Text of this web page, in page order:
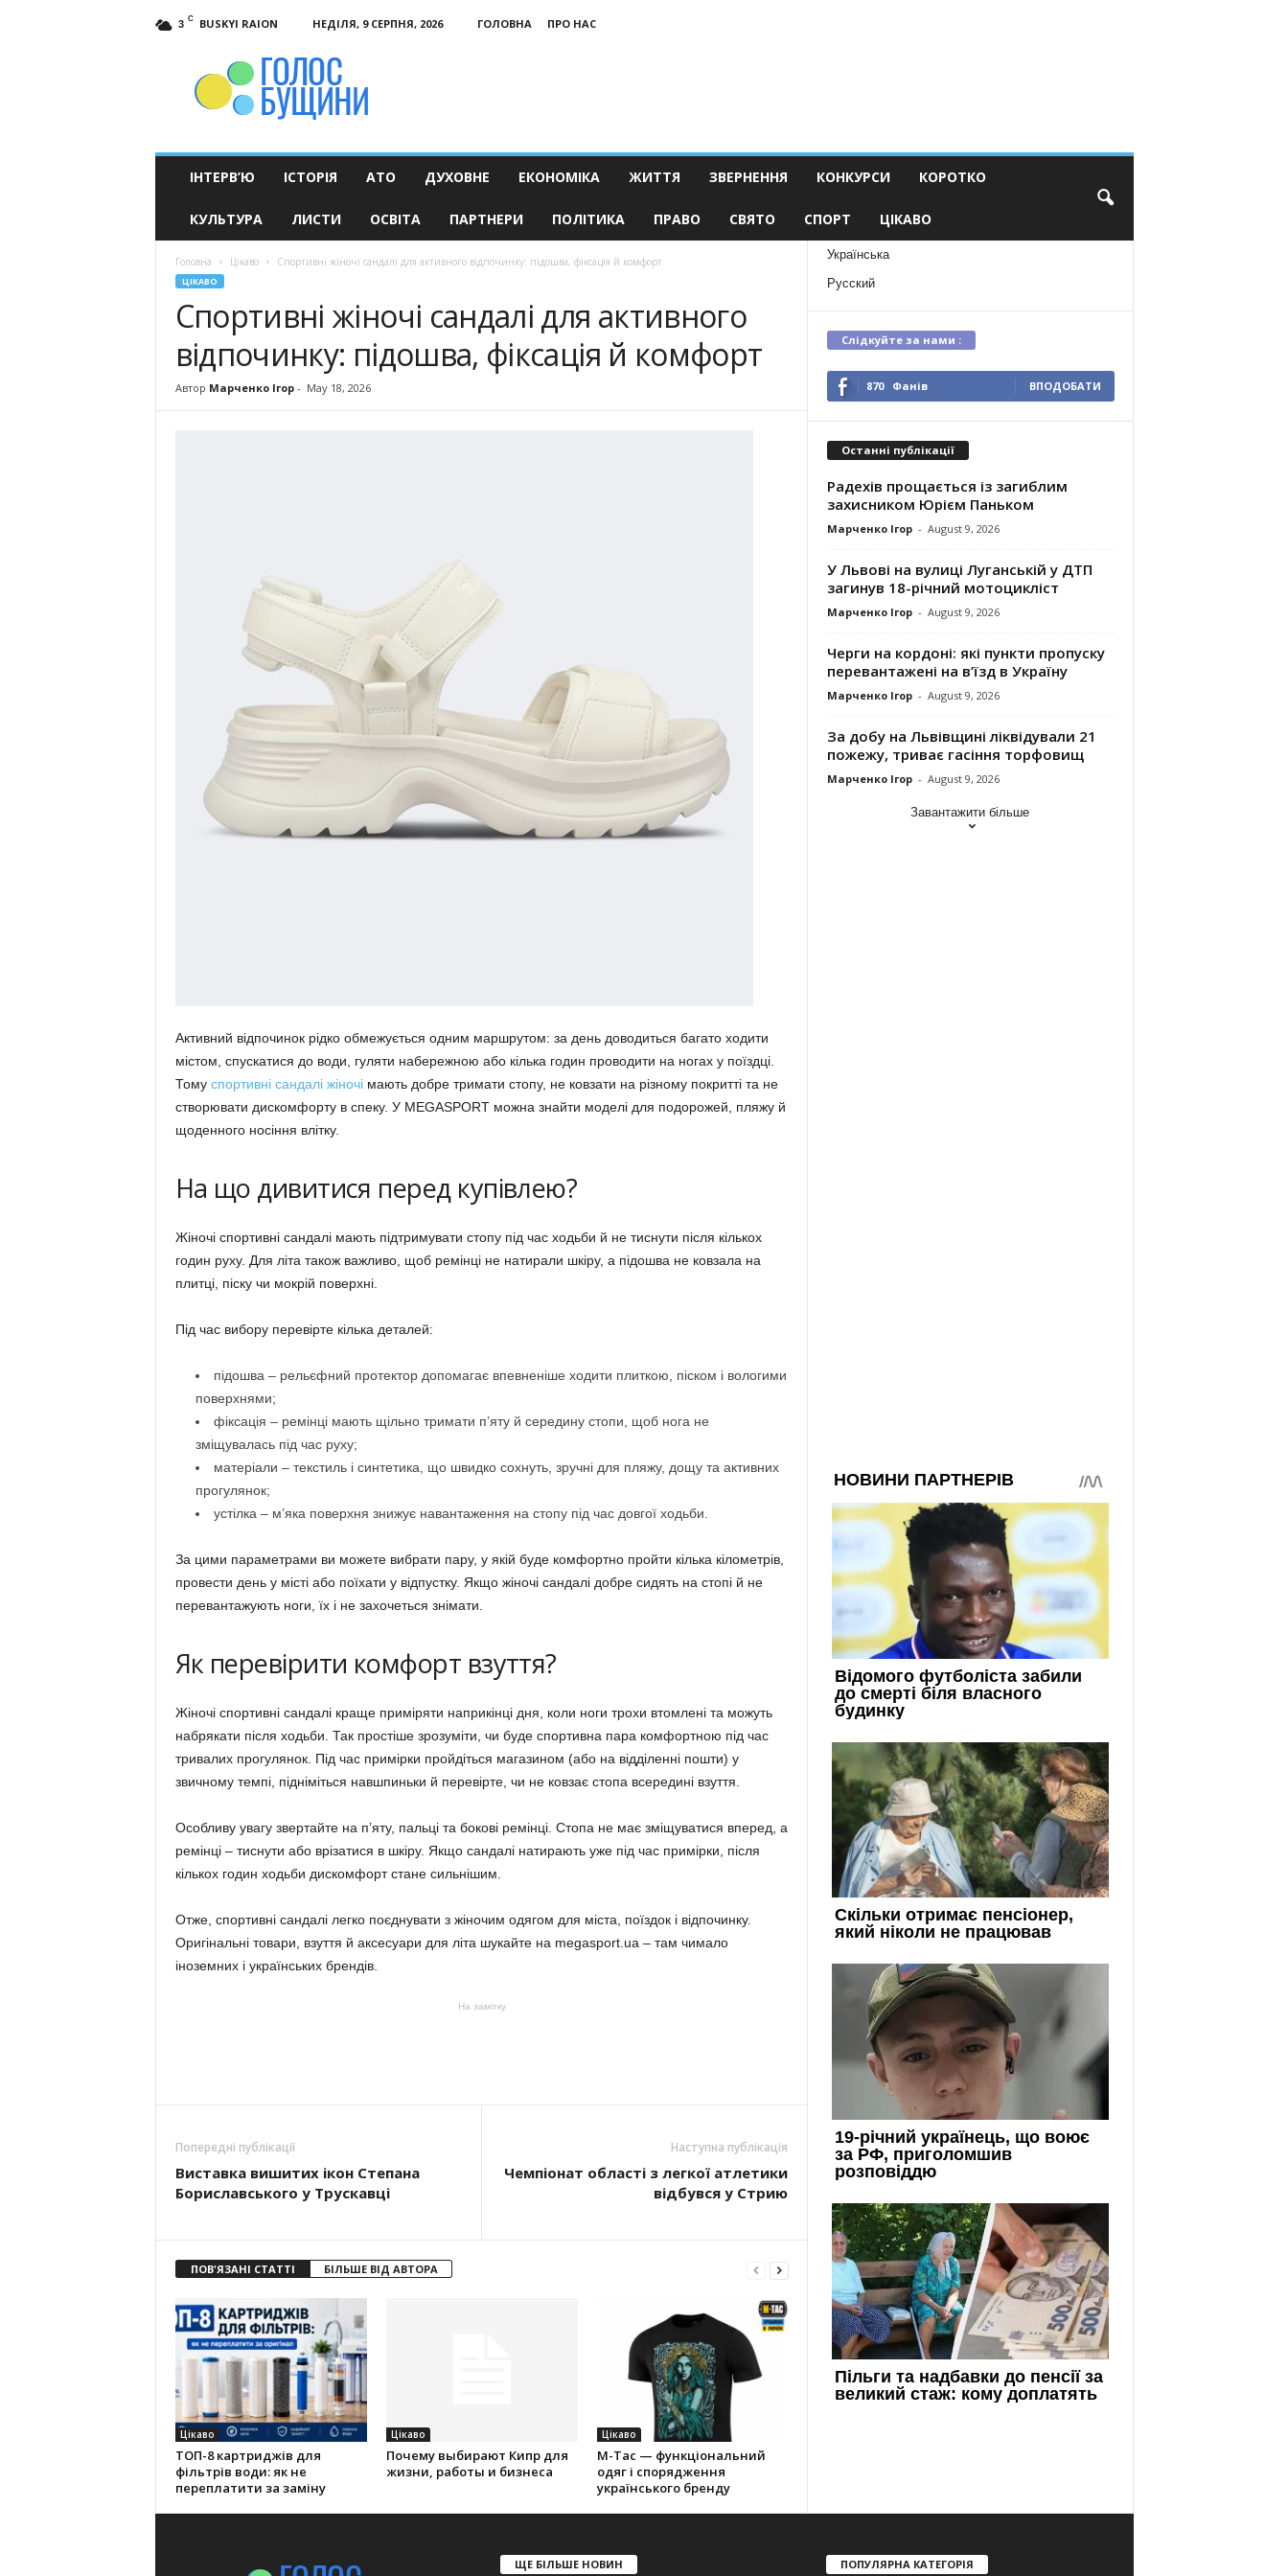
3 C BUSKYI RAION НЕДІЛЯ, 9 СЕРПНЯ, 2026 ГОЛОВНА
ПРО НАС
ІНТЕРВ’Ю ІСТОРІЯ АТО ДУХОВНЕ ЕКОНОМІКА ЖИТТЯ ЗВЕРНЕННЯ КОНКУРСИ КОРОТКО
КУЛЬТУРА ЛИСТИ ОСВІТА ПАРТНЕРИ ПОЛІТИКА ПРАВО СВЯТО СПОРТ ЦІКАВО
Головна Цікаво Спортивні жіночі сандалі для активного відпочинку: підошва, фіксація й комфорт
ЦІКАВО
Спортивні жіночі сандалі для активного
відпочинку: підошва, фіксація й комфорт
Автор Марченко Ігор- May 18, 2026
Активний відпочинок рідко обмежується одним маршрутом: за день доводиться багато ходити
містом, спускатися до води, гуляти набережною або кілька годин проводити на ногах у поїздці.
Тому спортивні сандалі жіночімають добре тримати стопу, не ковзати на різному покритті та не
створювати дискомфорту в спеку. У MEGASPORT можна знайти моделі для подорожей, пляжу й
щоденного носіння влітку.
На що дивитися перед купівлею?
Жіночі спортивні сандалі мають підтримувати стопу під час ходьби й не тиснути після кількох
годин руху. Для літа також важливо, щоб ремінці не натирали шкіру, а підошва не ковзала на
плитці, піску чи мокрій поверхні.
Під час вибору перевірте кілька деталей:
підошва – рельєфний протектор допомагає впевненіше ходити плиткою, піском і вологими
поверхнями;
фіксація – ремінці мають щільно тримати п’яту й середину стопи, щоб нога не
зміщувалась під час руху;
матеріали – текстиль і синтетика, що швидко сохнуть, зручні для пляжу, дощу та активних
прогулянок;
устілка – м’яка поверхня знижує навантаження на стопу під час довгої ходьби.
За цими параметрами ви можете вибрати пару, у якій буде комфортно пройти кілька кілометрів,
провести день у місті або поїхати у відпустку. Якщо жіночі сандалі добре сидять на стопі й не
перевантажують ноги, їх і не захочеться знімати.
Як перевірити комфорт взуття?
Жіночі спортивні сандалі краще приміряти наприкінці дня, коли ноги трохи втомлені та можуть
набрякати після ходьби. Так простіше зрозуміти, чи буде спортивна пара комфортною під час
тривалих прогулянок. Під час примірки пройдіться магазином (або на відділенні пошти) у
звичному темпі, підніміться навшпиньки й перевірте, чи не ковзає стопа всередині взуття.
Особливу увагу звертайте на п’яту, пальці та бокові ремінці. Стопа не має зміщуватися вперед, а
ремінці – тиснути або врізатися в шкіру. Якщо сандалі натирають уже під час примірки, після
кількох годин ходьби дискомфорт стане сильнішим.
Отже, спортивні сандалі легко поєднувати з жіночим одягом для міста, поїздок і відпочинку.
Оригінальні товари, взуття й аксесуари для літа шукайте на megasport.ua – там чимало
іноземних і українських брендів.
На замітку
Попередні публікації
Виставка вишитих ікон Степана
Бориславського у Трускавці
Наступна публікація
Чемпіонат області з легкої атлетики
відбувся у Стрию
ПОВ'ЯЗАНІ СТАТТІ БІЛЬШЕ ВІД АВТОРА
Цікаво
ТОП-8 картриджів для
фільтрів води: як не
переплатити за заміну
Цікаво
Почему выбирают Кипр для
жизни, работы и бизнеса
Цікаво
M-Tac — функціональний
одяг і спорядження
українського бренду
Українська
Русский
Слідкуйте за нами :
870 Фанів ВПОДОБАТИ
Останні публікації
Радехів прощається із загиблим
захисником Юрієм Паньком
Марченко Ігор - August 9, 2026
У Львові на вулиці Луганській у ДТП
загинув 18-річний мотоцикліст
Марченко Ігор - August 9, 2026
Черги на кордоні: які пункти пропуску
перевантажені на в’їзд в Україну
Марченко Ігор - August 9, 2026
За добу на Львівщині ліквідували 21
пожежу, триває гасіння торфовищ
Марченко Ігор - August 9, 2026
Завантажити більше
ЩЕ БІЛЬШЕ НОВИН ПОПУЛЯРНА КАТЕГОРІЯ